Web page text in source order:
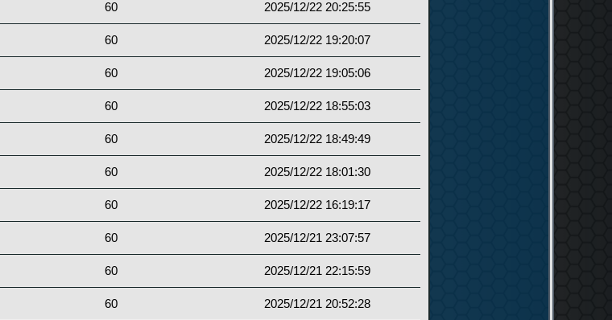
60 2025/12/22 20:25:55
60 2025/12/22 19:20:07
60 2025/12/22 19:05:06
60 2025/12/22 18:55:03
60 2025/12/22 18:49:49
60 2025/12/22 18:01:30
60 2025/12/22 16:19:17
60 2025/12/21 23:07:57
60 2025/12/21 22:15:59
60 2025/12/21 20:52:28